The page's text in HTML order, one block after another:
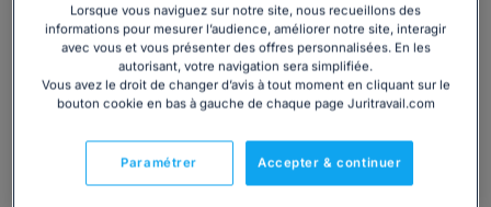
nouveautés juridiques ;
unefiche explicativecomplète et adaptée à vos
besoins sur le sujet ;
desmodèles de lettresprêts à l'emploi (demande de
passage en télétravail, demande d'arrêt du télétravail,
demande d'échange pour avertir votre employeur de
diverses problématiques : panne du matériel, isolement
social, etc.).
Lorsque vous naviguez sur notre site, nous recueillons des
informations pour mesurer l’audience, améliorer notre site, interagir
avec vous et vous présenter des offres personnalisées. En les
autorisant, votre navigation sera simplifiée.
Vous avez le droit de changer d’avis à tout moment en cliquant sur le
bouton cookie en bas à gauche de chaque page Juritravail.com
Accepter & continuer
Paramétrer